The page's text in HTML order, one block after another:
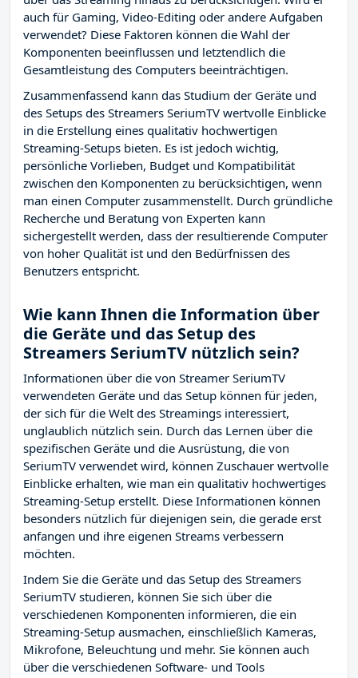
auch für Gaming, Video-Editing oder andere Aufgaben
verwendet? Diese Faktoren können die Wahl der
Komponenten beeinflussen und letztendlich die
Gesamtleistung des Computers beeinträchtigen.
Zusammenfassend kann das Studium der Geräte und
des Setups des Streamers SeriumTV wertvolle Einblicke
in die Erstellung eines qualitativ hochwertigen
Streaming-Setups bieten. Es ist jedoch wichtig,
persönliche Vorlieben, Budget und Kompatibilität
zwischen den Komponenten zu berücksichtigen, wenn
man einen Computer zusammenstellt. Durch gründliche
Recherche und Beratung von Experten kann
sichergestellt werden, dass der resultierende Computer
von hoher Qualität ist und den Bedürfnissen des
Benutzers entspricht.
Wie kann Ihnen die Information über
die Geräte und das Setup des
Streamers SeriumTV nützlich sein?
Informationen über die von Streamer SeriumTV
verwendeten Geräte und das Setup können für jeden,
der sich für die Welt des Streamings interessiert,
unglaublich nützlich sein. Durch das Lernen über die
spezifischen Geräte und die Ausrüstung, die von
SeriumTV verwendet wird, können Zuschauer wertvolle
Einblicke erhalten, wie man ein qualitativ hochwertiges
Streaming-Setup erstellt. Diese Informationen können
besonders nützlich für diejenigen sein, die gerade erst
anfangen und ihre eigenen Streams verbessern
möchten.
Indem Sie die Geräte und das Setup des Streamers
SeriumTV studieren, können Sie sich über die
verschiedenen Komponenten informieren, die ein
Streaming-Setup ausmachen, einschließlich Kameras,
Mikrofone, Beleuchtung und mehr. Sie können auch
über die verschiedenen Software- und Tools